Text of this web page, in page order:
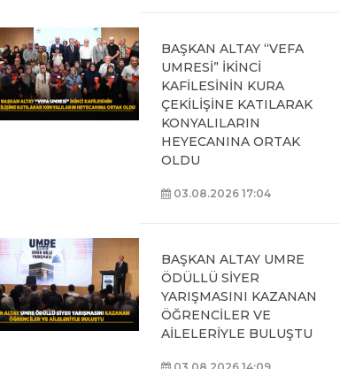
BAŞKAN ALTAY “VEFA
UMRESİ” İKİNCİ
KAFİLESİNİN KURA
ÇEKİLİŞİNE KATILARAK
KONYALILARIN
HEYECANINA ORTAK
OLDU
03.08.2026 17:04
BAŞKAN ALTAY UMRE
ÖDÜLLÜ SİYER
YARIŞMASINI KAZANAN
ÖĞRENCİLER VE
AİLELERİYLE BULUŞTU